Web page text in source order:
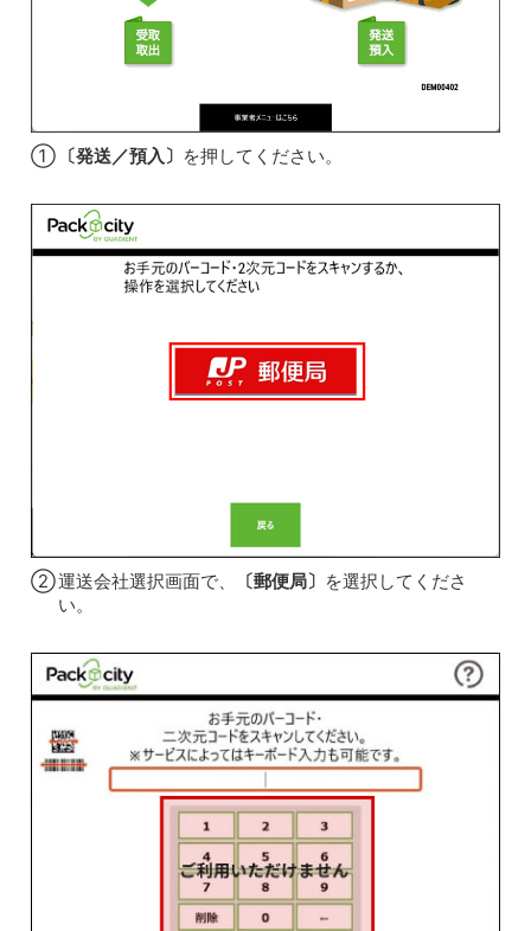
① 〔発送／預入〕 を押してください。
②運送会社選択画面で、 〔郵便局〕 を選択してくださ
い。